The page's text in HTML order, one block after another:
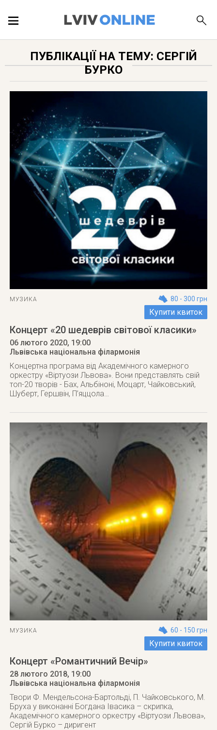
ПУБЛІКАЦІЇ
ДОВІДКА
ПУБЛІКАЦІЇ НА ТЕМУ: СЕРГІЙ
БУРКО
МУЗИКА 80 - 300 грн
Купити квиток
Концерт «20 шедеврів світової класики»
06 лютого 2020, 19:00
Львівська національна філармонія
Концертна програма від Академічного камерного
оркестру «Віртуози Львова». Вони представлять свій
топ-20 творів - Бах, Альбіноні, Моцарт, Чайковський,
Шуберт, Гершвін, П’яццола…
МУЗИКА 60 - 150 грн
Купити квиток
Концерт «Романтичний Вечір»
28 лютого 2018, 19:00
Львівська національна філармонія
Твори Ф. Мендельсона-Бартольді, П. Чайковського, М.
Бруха у виконанні Богдана Івасика – скрипка,
Академічного камерного оркестру «Віртуози Львова»,
Сергій Бурко – диригент